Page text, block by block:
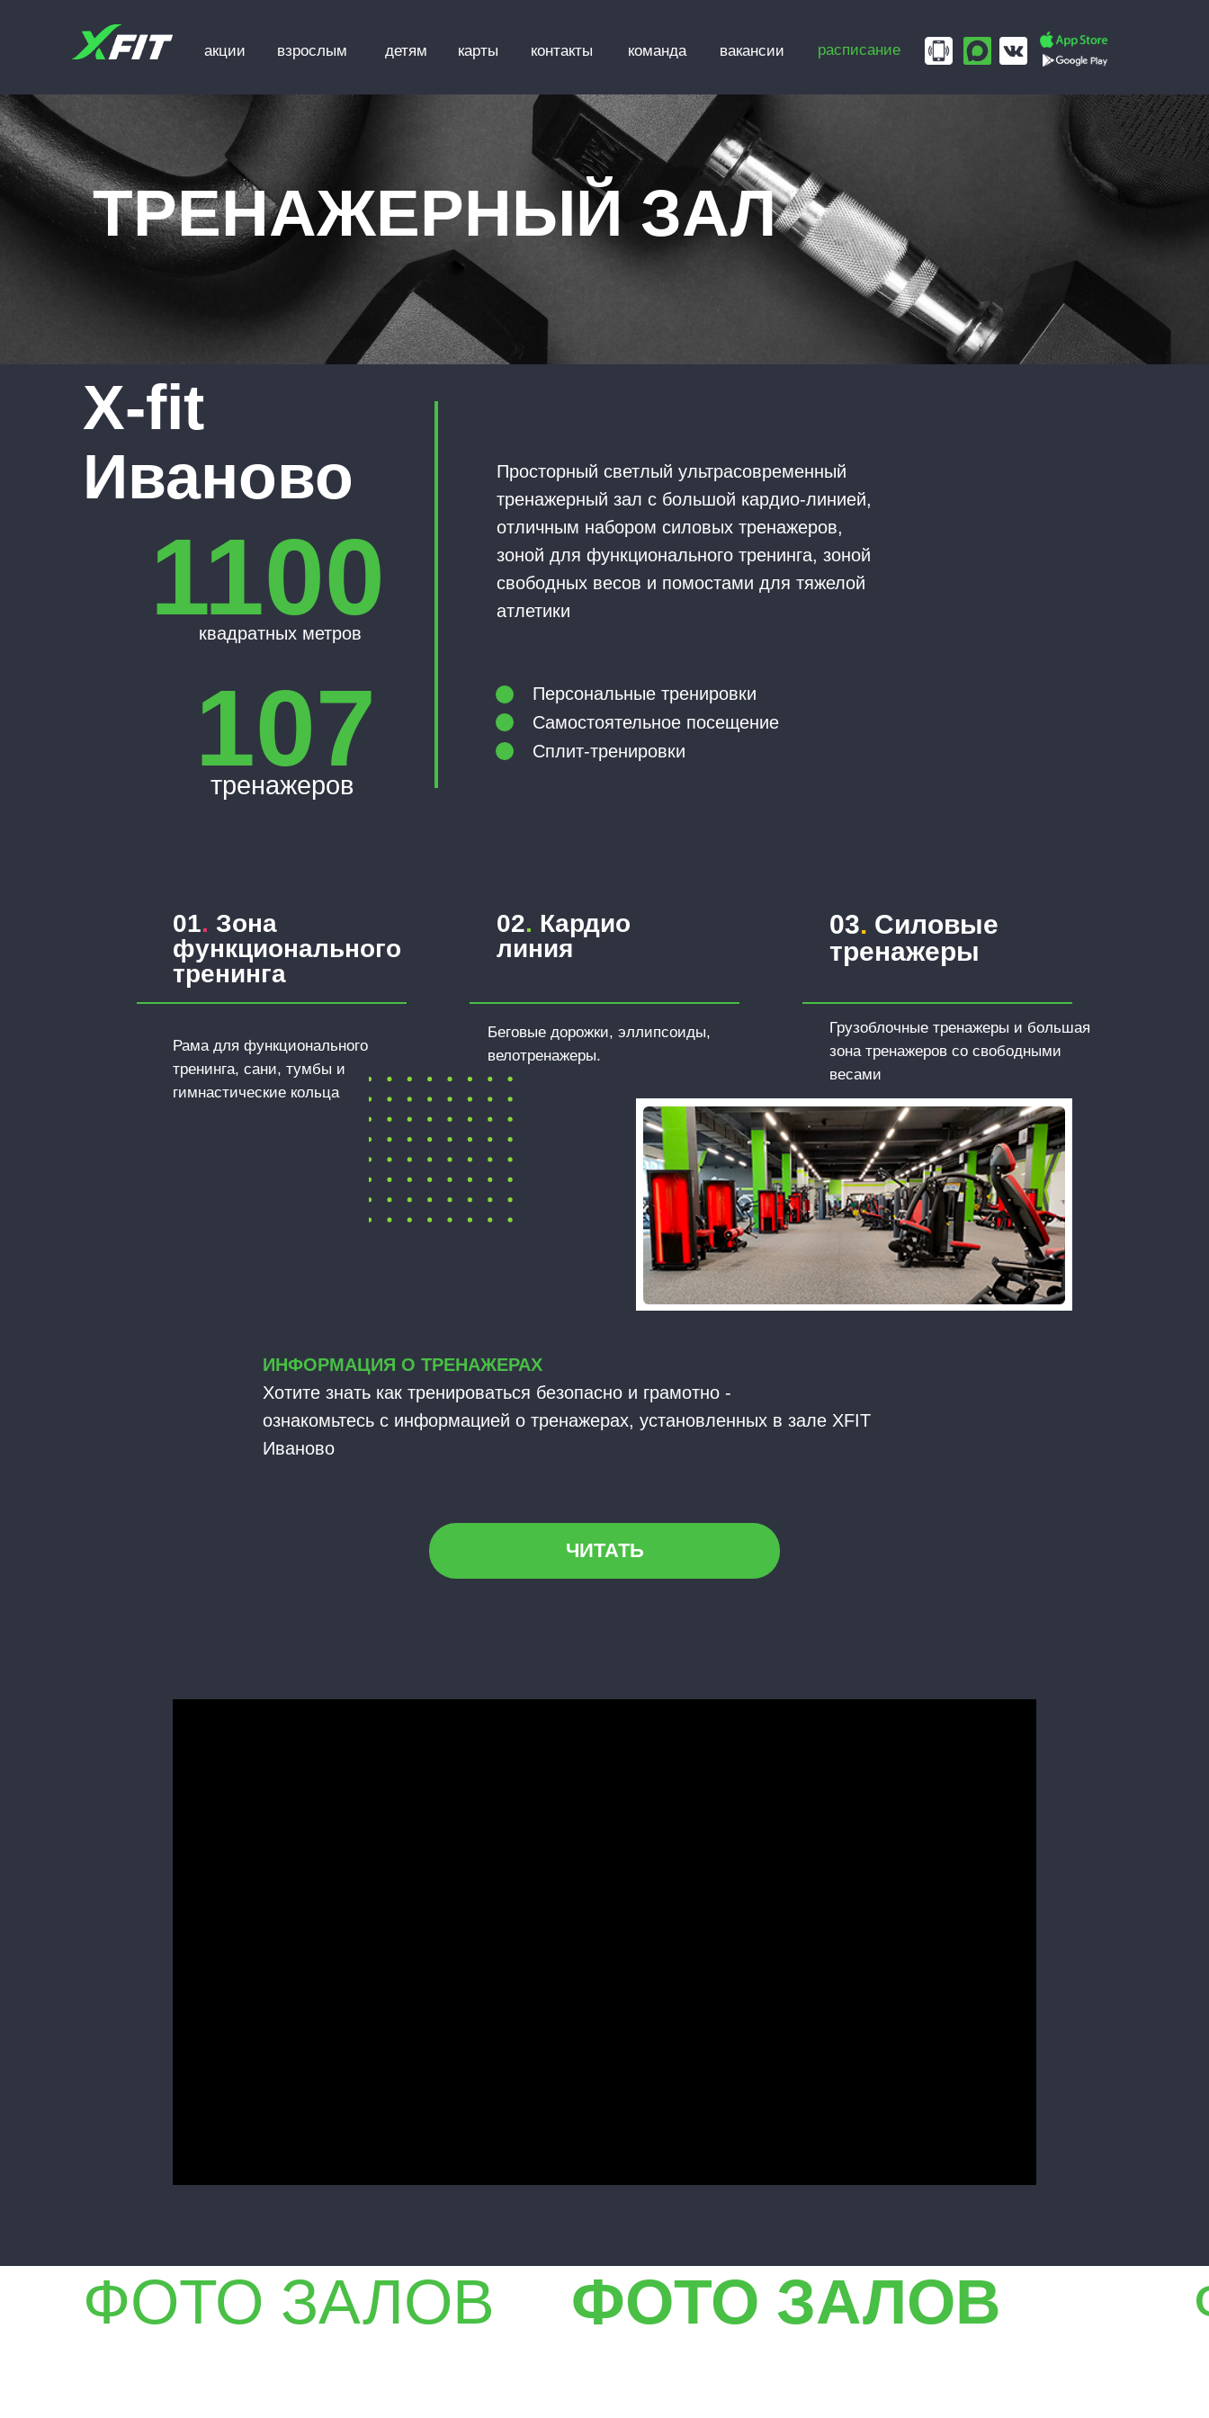
детям карты контакты MENU
взрослым команда вакансии
акции расписание
ТРЕНАЖЕРНЫЙ ЗАЛ
ТРЕНАЖЕРНЫЙ ЗАЛ
Просторный светлый ультрасовременный
тренажерный зал с большой кардио-линией,
отличным набором силовых тренажеров,
зоной для функционального тренинга, зоной
свободных весов и помостами для тяжелой
атлетики
Персональные тренировки
Самостоятельное посещение
Сплит-тренировки
107
1100
тренажеров
квадратных метров
X-fit
Иваново
Беговые дорожки, эллипсоиды,
велотренажеры.
Рама для функционального
тренинга, сани, тумбы и
гимнастические кольца
01. Зона
функционального
тренинга
02. Кардио
линия
03. Силовые
тренажеры
Грузоблочные тренажеры и большая
зона тренажеров со свободными
весами
ИНФОРМАЦИЯ О ТРЕНАЖЕРАХ
Хотите знать как тренироваться безопасно и грамотно -
ознакомьтесь с информацией о тренажерах, установленных в зале XFIT
Иваново
ЧИТАТЬ
ФОТО ЗАЛОВ ФОТО ЗАЛОВ